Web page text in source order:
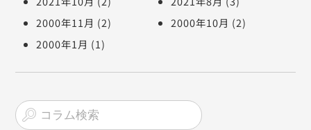
2000年11月 (2) 2000年10月 (2)
2000年1月 (1)